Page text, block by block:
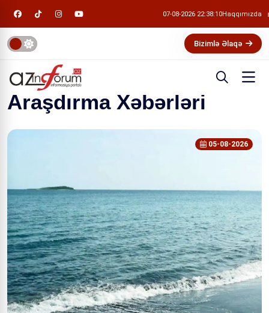
07-08-2026 22:38:13Haqqımızda
Bizimlə Əlaqə
Araşdırma Xəbərləri
05-08-2026